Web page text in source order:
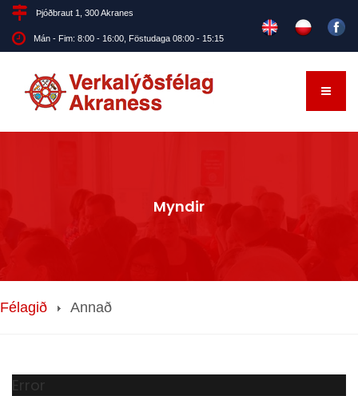
Þjóðbraut 1, 300 Akranes
Mán - Fim: 8:00 - 16:00, Föstudaga 08:00 - 15:15
Myndir
Félagið Annað
Error